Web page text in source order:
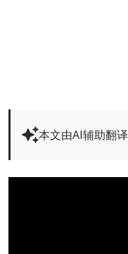
本文由AI辅助翻译